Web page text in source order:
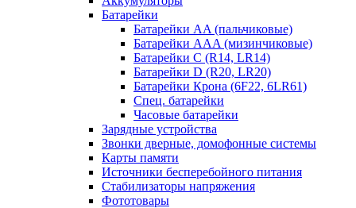
Батарейки
Батарейки AA (пальчиковые)
Батарейки AAA (мизинчиковые)
Батарейки C (R14, LR14)
Батарейки D (R20, LR20)
Батарейки Крона (6F22, 6LR61)
Спец. батарейки
Часовые батарейки
Зарядные устройства
Звонки дверные, домофонные системы
Карты памяти
Источники бесперебойного питания
Стабилизаторы напряжения
Фототовары